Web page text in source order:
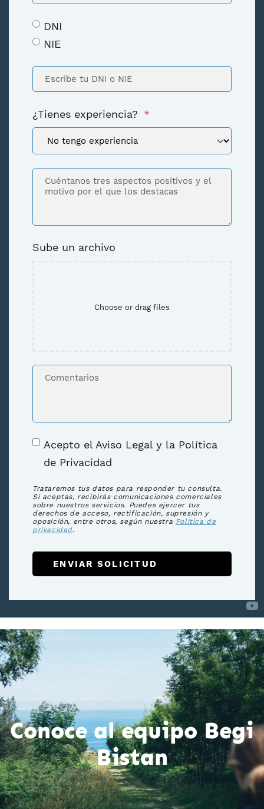
DNI
NIE
¿Tienes experiencia? *
Sube un archivo
Choose or drag files
Acepto el Aviso Legal y la Política
de Privacidad
Trataremos tus datos para responder tu consulta.
Si aceptas, recibirás comunicaciones comerciales
sobre nuestros servicios. Puedes ejercer tus
derechos de acceso, rectificación, supresión y
oposición, entre otros, según nuestra Política de
privacidad.
ENVIAR SOLICITUD
Conoce al equipo Begi
Bistan